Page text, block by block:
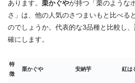
あります。 栗かぐやが持つ「栗のような
さ」は、他の人気のさつまいもと比べる
のでしょうか。代表的な3品種と比較し、
確にします。
特
徴
栗かぐや 安納芋 紅は